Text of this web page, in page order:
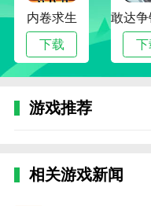
恐怖奶奶2联机版2025
在游戏开始前，
房间的位置和功能，
与队友一起合理
个人都有足够的装备来
与队友保持沟通，
内卷求生
下载 下
游戏推荐
相关游戏新闻